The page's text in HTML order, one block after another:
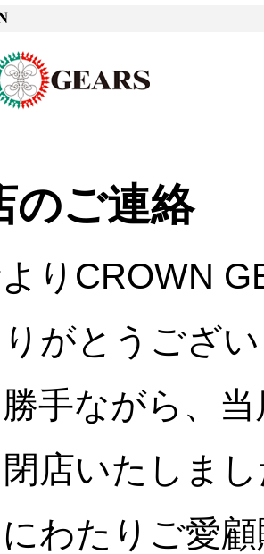
のご連絡
りCROWN
がとうござ
手ながら、
閉店いたしま
わたりご愛